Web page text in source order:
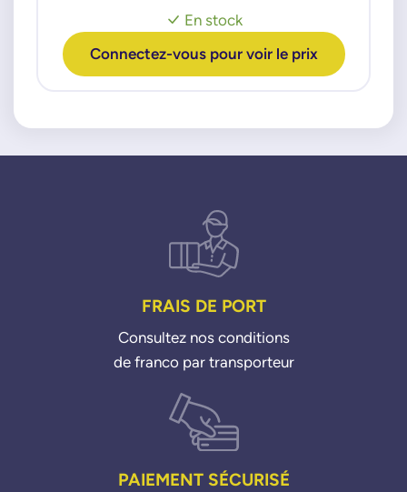
En stock
Connectez-vous pour voir le prix
FRAIS DE PORT
Consultez nos conditions
de franco par transporteur
PAIEMENT SÉCURISÉ